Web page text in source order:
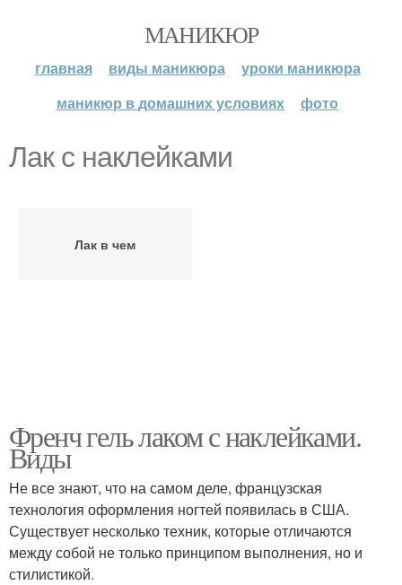
МАНИКЮР
главная виды маникюра
уроки маникюра
маникюр в домашних условиях
фото
Лак с наклейками
Лак в чем
Френч гель лаком с наклейками.
Виды
Не все знают, что на самом деле, французская
технология оформления ногтей появилась в США.
Существует несколько техник, которые отличаются
между собой не только принципом выполнения, но и
стилистикой.